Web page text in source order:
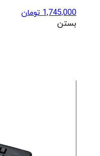
1,745,000 تومان
بستن